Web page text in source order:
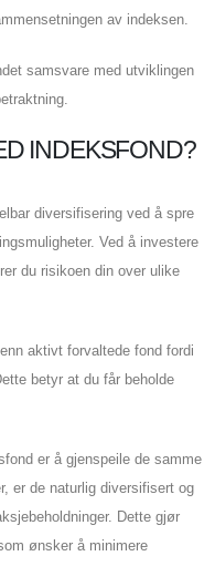
av indeksen.
samsvare med utviklingen
INDEKSFOND?
diversifisering ved å spre
Ved å investere
du risikoen din over ulike
aktivt forvaltede fond fordi
betyr at du får beholde
er å gjenspeile de samme
er de naturlig diversifisert og
Dette gjør
ønsker å minimere